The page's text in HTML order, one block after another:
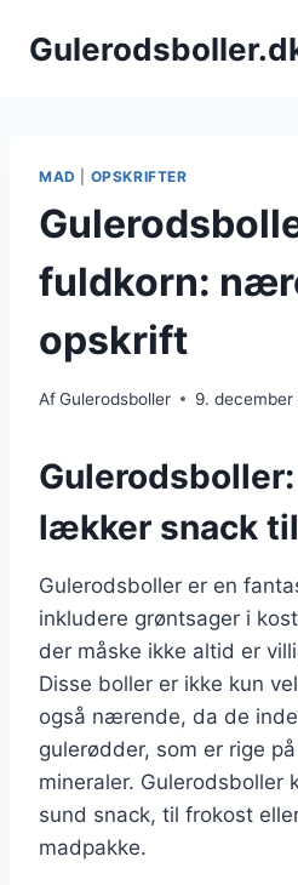
MAD OPSKRIFTER
fuldkorn:
opskrift
AfGulerodsboller 9. december
lækker snack
Gulerodsboller er en
inkludere grøntsager i
der måske ikke altid er
Disse boller er ikke kun
også nærende, da de
gulerødder, som er rige
mineraler. Gulerodsboller
sund snack, til frokost
madpakke.